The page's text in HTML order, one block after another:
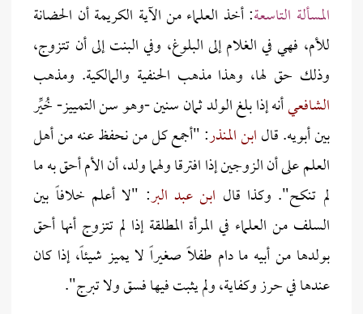
المسألة التاسعة: أخذ العلماء من الآية الكريمة أن الحضانة
للأم، فهي في الغلام إلى البلوغ، وفي البنت إلى أن تتزوج،
وذلك حق لها، وهذا مذهب الحنفية والمالكية. ومذهب
الشافعيأنه إذا بلغ الولد ثمان سنين -وهو سن التمييز- خُيِّر
بين أبويه. قالابن المنذر: "أجمع كل من نحفظ عنه من أهل
العلم على أن الزوجين إذا افترقا ولهما ولد، أن الأم أحق به ما
لم تنكح". وكذا قال ابن عبد البر: "لا أعلم خلافاً بين
السلف من العلماء في المرأة المطلقة إذا لم تتزوج أنها أحق
بولدها من أبيه ما دام طفلاً صغيراً لا يميز شيئاً، إذا كان
عندها في حرز وكفاية، ولم يثبت فيها فسق ولا تبرج".